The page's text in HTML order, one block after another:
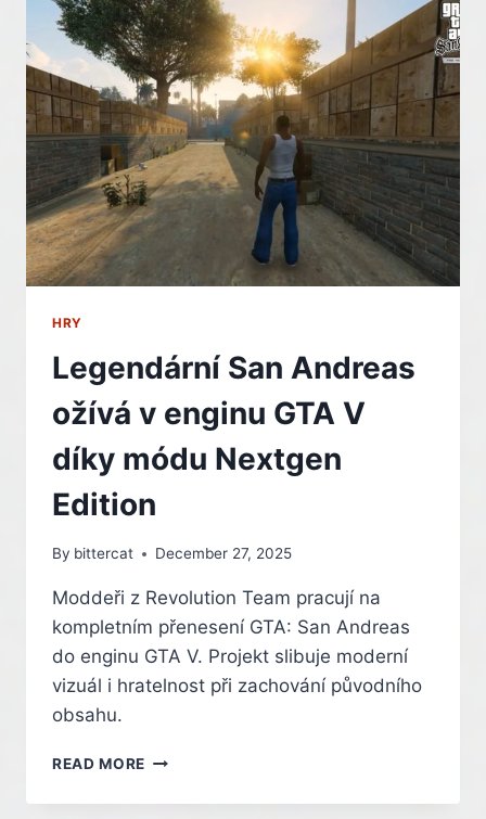
DNES
JE
ZDARMA
SKALD:
AGAINST
THE
BLACK
PRIORY,
TAHOVÉ
RPG
RETRO
HRY
Legendární San Andreas
ožívá v enginu GTA V
díky módu Nextgen
Edition
By bittercat December 27, 2025
Moddeři z Revolution Team pracují na
kompletním přenesení GTA: San Andreas
do enginu GTA V. Projekt slibuje moderní
vizuál i hratelnost při zachování původního
obsahu.
READ MORE LEGENDÁRNÍ
ANDREAS